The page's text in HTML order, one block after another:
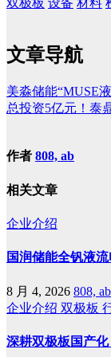
双极板 设备 材料
文章导航
美淼储能“MUSE
总投资5亿元！泰
作者 808, ab
相关文章
企业介绍
国润储能全钒液
8 月 4, 2026 808, ab
企业介绍 双极板
深耕双极板国产